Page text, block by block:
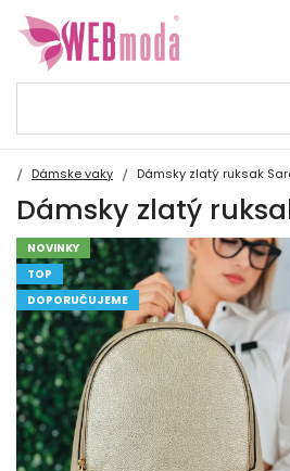
Dámske vaky Dámsky zlatý ruksak
Dámsky zlatý
NOVINKY
TOP
DOPORUČUJEME